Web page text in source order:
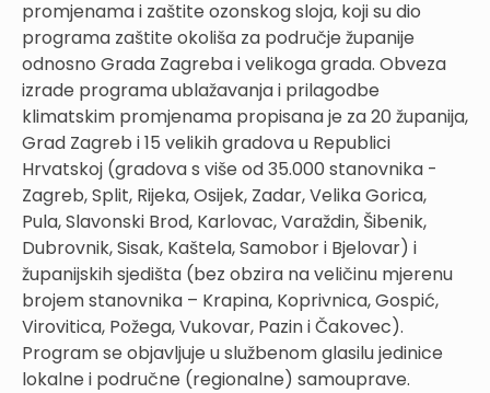
promjenama i zaštite ozonskog sloja, koji su dio
programa zaštite okoliša za područje županije
odnosno Grada Zagreba i velikoga grada. Obveza
izrade programa ublažavanja i prilagodbe
klimatskim promjenama propisana je za 20 županija,
Grad Zagreb i 15 velikih gradova u Republici
Hrvatskoj (gradova s više od 35.000 stanovnika -
Zagreb, Split, Rijeka, Osijek, Zadar, Velika Gorica,
Pula, Slavonski Brod, Karlovac, Varaždin, Šibenik,
Dubrovnik, Sisak, Kaštela, Samobor i Bjelovar) i
županijskih sjedišta (bez obzira na veličinu mjerenu
brojem stanovnika – Krapina, Koprivnica, Gospić,
Virovitica, Požega, Vukovar, Pazin i Čakovec).
Program se objavljuje u službenom glasilu jedinice
lokalne i područne (regionalne) samouprave.